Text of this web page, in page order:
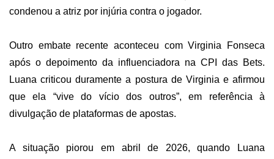
condenou a atriz por injúria contra o jogador.
Outro embate recente aconteceu com Virginia Fonseca
após o depoimento da influenciadora na CPI das Bets.
Luana criticou duramente a postura de Virginia e afirmou
que ela “vive do vício dos outros”, em referência à
divulgação de plataformas de apostas.
A situação piorou em abril de 2026, quando Luana